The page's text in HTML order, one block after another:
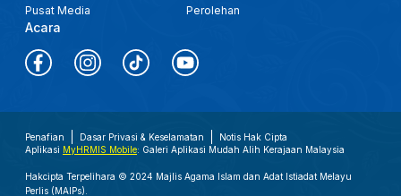
Pusat Media
Acara
Perolehan
Penafian Dasar Privasi & Keselamatan
Notis Hak Cipta
Aplikasi MyHRMIS Mobile: Galeri Aplikasi Mudah Alih Kerajaan Malaysia
Hakcipta Terpelihara © 2024 Majlis Agama Islam dan Adat Istiadat Melayu
Perlis (MAIPs).